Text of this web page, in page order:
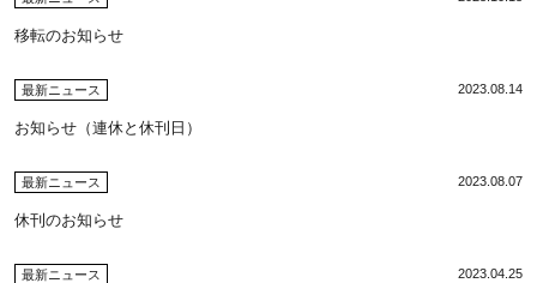
移転のお知らせ
最新ニュース 2023.08.14
お知らせ（連休と休刊日）
最新ニュース 2023.08.07
休刊のお知らせ
最新ニュース 2023.04.25